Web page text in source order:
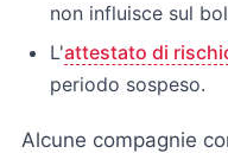
non influisce sul
L'attestato di
periodo sospeso.
Alcune compagnie